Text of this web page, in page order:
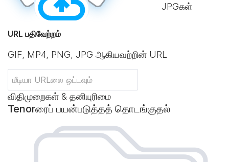
JPGகள்
URL பதிவேற்றம்
GIF, MP4, PNG, JPG ஆகியவற்றின் URL
விதிமுறைகள் & தனியுரிமை
Tenorரைப் பயன்படுத்தத் தொடங்குதல்